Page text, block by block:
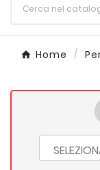
Home